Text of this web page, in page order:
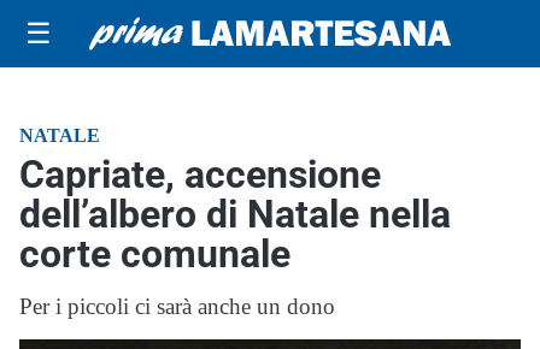
☰
NATALE
Capriate, accensione
dell’albero di Natale nella
corte comunale
Per i piccoli ci sarà anche un dono